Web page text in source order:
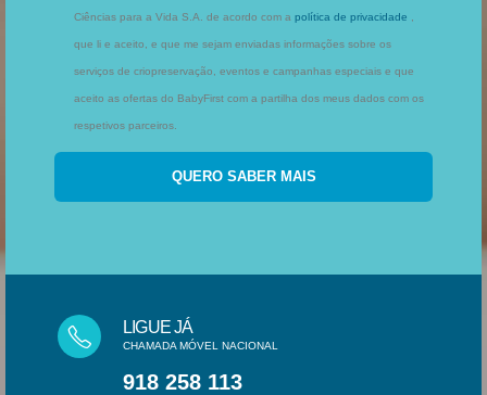
Ciências para a Vida S.A. de acordo com a política de privacidade
que li e aceito, e que me sejam enviadas informações sobre os
serviços de criopreservação, eventos e campanhas especiais e que
aceito as ofertas do BabyFirst com a partilha dos meus dados com os
respetivos parceiros.
LIGUE JÁ
CHAMADA MÓVEL NACIONAL
918 258 113